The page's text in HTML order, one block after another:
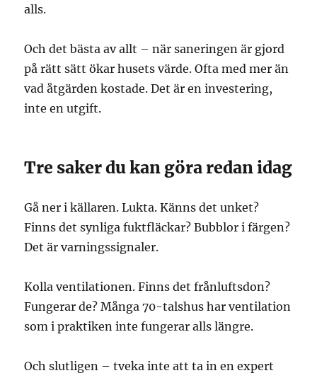
alls.
Och det bästa av allt – när saneringen är gjord
på rätt sätt ökar husets värde. Ofta med mer än
vad åtgärden kostade. Det är en investering,
inte en utgift.
Tre saker du kan göra redan idag
Gå ner i källaren. Lukta. Känns det unket?
Finns det synliga fuktfläckar? Bubblor i färgen?
Det är varningssignaler.
Kolla ventilationen. Finns det frånluftsdon?
Fungerar de? Många 70-talshus har ventilation
som i praktiken inte fungerar alls längre.
Och slutligen – tveka inte att ta in en expert